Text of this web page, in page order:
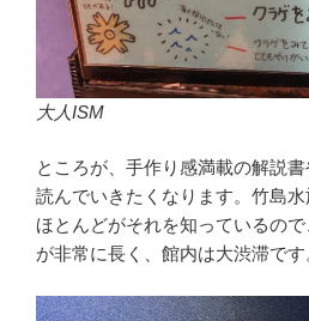
大人ISM
ところが、手作り感満載の解説
読んでいきたくなります。竹島
ほとんどがそれを知っているの
が非常に長く、館内は大渋滞です